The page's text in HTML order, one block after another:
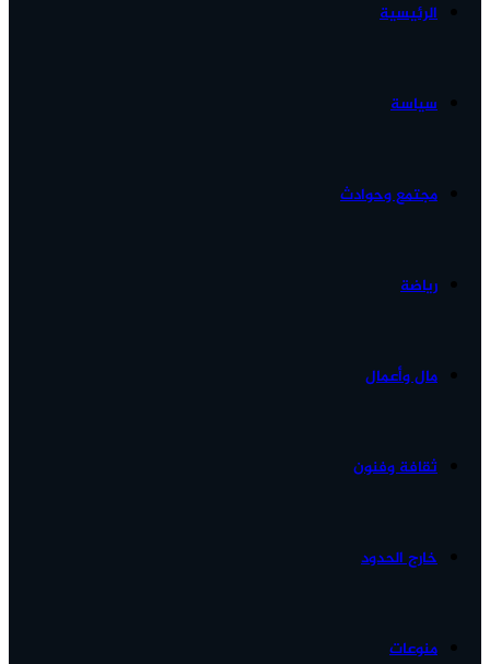
الرئيسية
سياسة
مجتمع وحوادث
رياضة
مال وأعمال
ثقافة وفنون
خارج الحدود
منوعات